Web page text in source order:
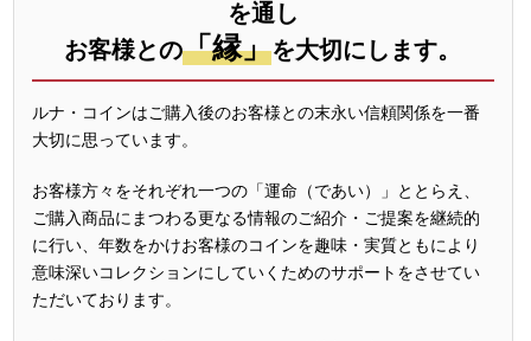
を通し
お客様との「縁」を大切にします。
ルナ・コインはご購入後のお客様との末永い信頼関係を一番
大切に思っています。
お客様方々をそれぞれ一つの「運命（であい）」ととらえ、
ご購入商品にまつわる更なる情報のご紹介・ご提案を継続的
に行い、年数をかけお客様のコインを趣味・実質ともにより
意味深いコレクションにしていくためのサポートをさせてい
ただいております。